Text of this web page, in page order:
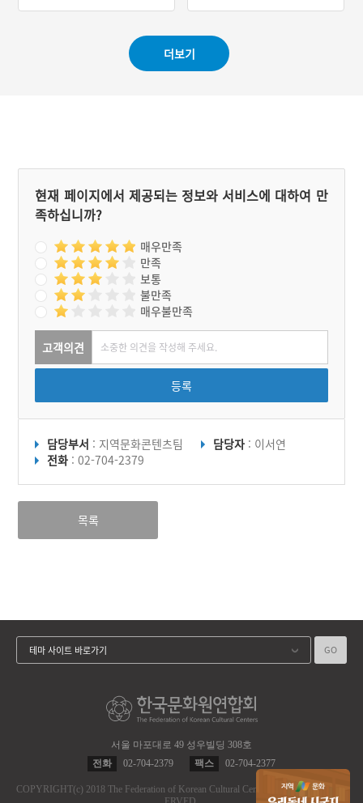
더보기
현재 페이지에서 제공되는 정보와 서비스에 대하여 만
족하십니까?
매우만족
만족
보통
불만족
매우불만족
고객의견
등록
담당부서 : 지역문화콘텐츠팀 담당자 : 이서연
전화 : 02-704-2379
목록
서울 마포대로 49 성우빌딩 308호
전화
02-704-2379 팩스 02-704-2377
COPYRIGHT(c) 2018 The Federation of Korean Cultural Centers.
ALL RIGHT RES
테마 사이트 바로가기 GO